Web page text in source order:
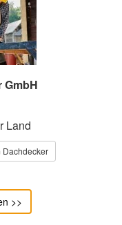
GmbH
Land
Dachdecker
>>